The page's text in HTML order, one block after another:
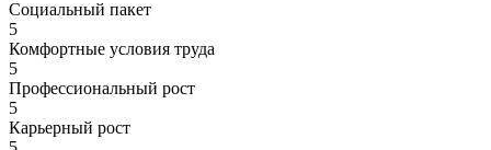
Социальный пакет
5
Комфортные условия труда
5
Профессиональный рост
5
Карьерный рост